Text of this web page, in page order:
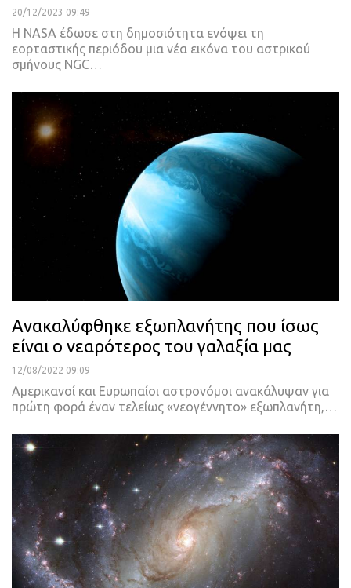
20/12/2023 09:49
H NASA έδωσε στη δημοσιότητα ενόψει τη
εορταστικής περιόδου μια νέα εικόνα του αστρικού
σμήνους NGC…
Ανακαλύφθηκε εξωπλανήτης που ίσως
είναι ο νεαρότερος του γαλαξία μας
12/08/2022 09:09
Αμερικανοί και Ευρωπαίοι αστρονόμοι ανακάλυψαν για
πρώτη φορά έναν τελείως «νεογέννητο» εξωπλανήτη,…